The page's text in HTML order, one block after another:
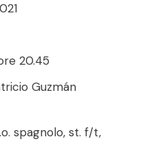
20.45
Guzmán
spagnolo, st. f/t,